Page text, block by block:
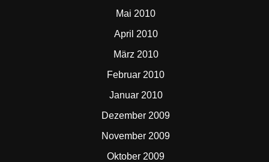
Mai 2010
April 2010
März 2010
Februar 2010
Januar 2010
Dezember 2009
November 2009
Oktober 2009